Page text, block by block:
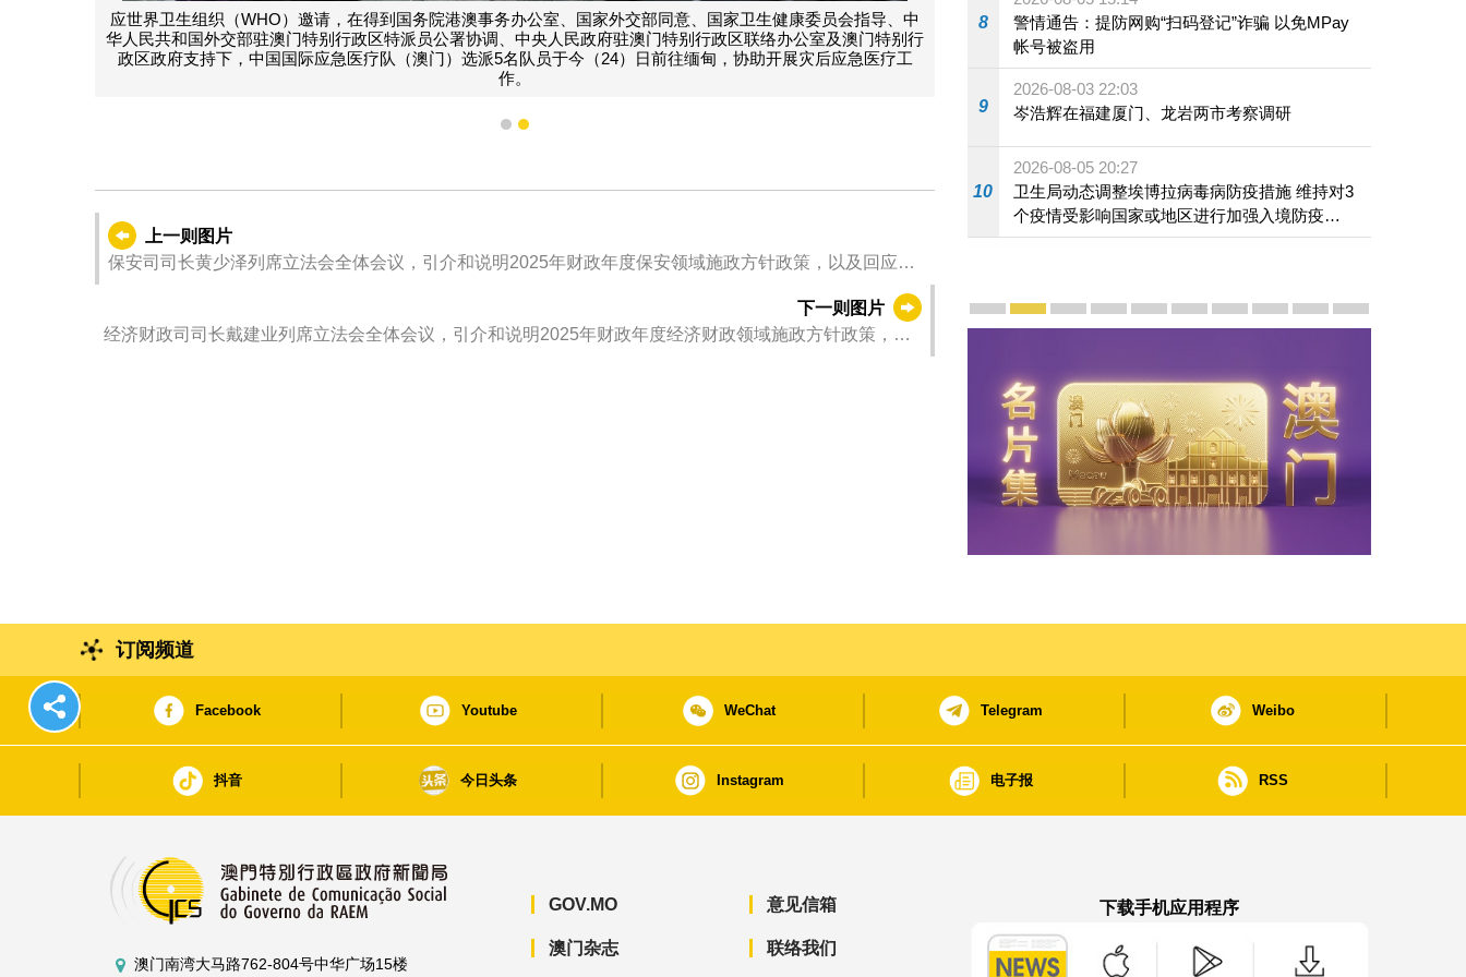
应世界卫生组织（WHO）邀请，在得到国务院港澳事务办公室、国家外交部同意、国家卫生健康委员会指导、中
华人民共和国外交部驻澳门特别行政区特派员公署协调、中央人民政府驻澳门特别行政区联络办公室及澳门特别行
政区政府支持下，中国国际应急医疗队（澳门）选派5名队员于今（24）日前往缅甸，协助开展灾后应急医疗工
作。
1 2
上一则图片
保安司司长黄少泽列席立法会全体会议，引介和说明2025年财政年度保安领域施政方针政策，以及回应议
下一则图片
经济财政司司长戴建业列席立法会全体会议，引介和说明2025年财政年度经济财政领域施政方针政策，以
8
警情通告：提防网购“扫码登记”诈骗 以免MPay
帐号被盗用
9
2026-08-03 22:03
岑浩辉在福建厦门、龙岩两市考察调研
10
2026-08-05 20:27
卫生局动态调整埃博拉病毒病防疫措施 维持对3
个疫情受影响国家或地区进行加强入境防疫措
施
宣传及推广
赓续中葡传统友谊 续写“一国两制”新篇章 — 澳门“一国
澳门名片集
行政长官岑浩辉11月18日发表2026年施政报
施政特写澳门特别行政区经济和社会发展第
横琴粤澳深度合作区专题网站
施政小讲堂
走进澳门澳门相簿2020
《澳门微视
订阅频道
Facebook Youtube WeChat Telegram Weibo
抖音 今日头条 Instagram 电子报 RSS
澳门南湾大马路762-804号中华广场15楼
GOV.MO
澳门杂志
意见信箱
联络我们
下载手机应用程序